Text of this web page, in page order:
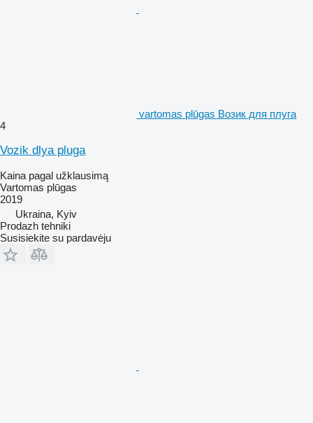
vartomas plūgas Возик для плуга
4
Vozik dlya pluga
Kaina pagal užklausimą
Vartomas plūgas
2019
Ukraina, Kyiv
Prodazh tehniki
Susisiekite su pardavėju